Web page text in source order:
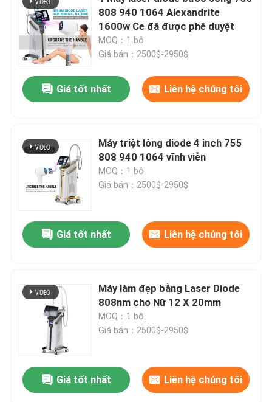
808 940 1064 Alexandrite
1600w Ce đã được phê duyệt
MOQ：1 bộ
Giá bán：2500$-2950$
Giá tốt nhất Liên hệ chúng tôi
Máy triệt lông diode 4 inch 755
808 940 1064 vĩnh viễn
MOQ：1 bộ
Giá bán：2500$-2950$
Giá tốt nhất Liên hệ chúng tôi
Máy làm đẹp bằng Laser Diode
808nm cho Nữ 12 X 20mm
MOQ：1 bộ
Giá bán：2500$-2950$
Giá tốt nhất Liên hệ chúng tôi